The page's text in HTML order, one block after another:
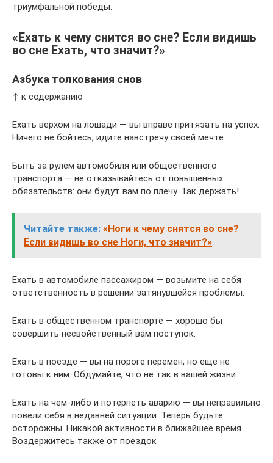
триумфальной победы.
«Ехать к чему снится во сне? Если видишь
во сне Ехать, что значит?»
Азбука толкования снов
↑ к содержанию
Ехать верхом на лошади — вы вправе притязать на успех.
Ничего не бойтесь, идите навстречу своей мечте.
Быть за рулем автомобиля или общественного
транспорта — не отказывайтесь от повышенных
обязательств: они будут вам по плечу. Так держать!
Читайте также: «Ноги к чему снятся во сне?
Если видишь во сне Ноги, что значит?»
Ехать в автомобиле пассажиром — возьмите на себя
ответственность в решении затянувшейся проблемы.
Ехать в общественном транспорте — хорошо бы
совершить несвойственный вам поступок.
Ехать в поезде — вы на пороге перемен, но еще не
готовы к ним. Обдумайте, что не так в вашей жизни.
Ехать на чем-либо и потерпеть аварию — вы неправильно
повели себя в недавней ситуации. Теперь будьте
осторожны. Никакой активности в ближайшее время.
Воздержитесь также от поездок